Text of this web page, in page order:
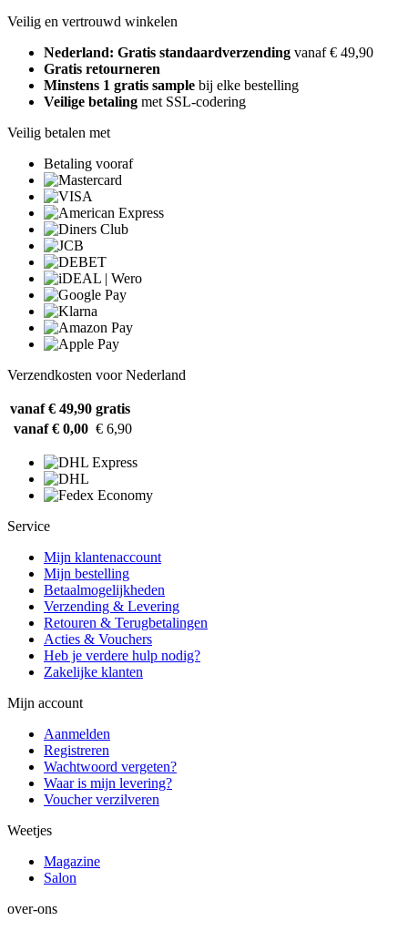
Veilig en vertrouwd winkelen
Nederland: Gratis standaardverzending vanaf € 49,90
Gratis retourneren
Minstens 1 gratis sample bij elke bestelling
Veilige betaling met SSL-codering
Veilig betalen met
Betaling vooraf
Verzendkosten voor Nederland
vanaf € 49,90 gratis
vanaf € 0,00 € 6,90
Service
Mijn klantenaccount
Mijn bestelling
Betaalmogelijkheden
Verzending & Levering
Retouren & Terugbetalingen
Acties & Vouchers
Heb je verdere hulp nodig?
Zakelijke klanten
Mijn account
Aanmelden
Registreren
Wachtwoord vergeten?
Waar is mijn levering?
Voucher verzilveren
Weetjes
Magazine
Salon
over-ons